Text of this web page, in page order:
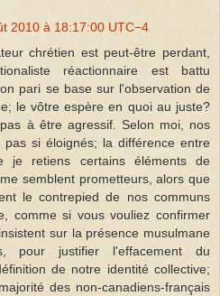
2010 à 18:17:00 UTC−4
chrétien est peut-être perdant,
réactionnaire est battu
pari se base sur l'observation de
le vôtre espère en quoi au juste?
à être agressif. Selon moi, nos
si éloignés; la différence entre
retiens certains éléments de
semblent prometteurs, alors que
le contrepied de nos communs
comme si vous vouliez confirmer
sur la présence musulmane
pour justifier l'effacement du
de notre identité collective;
des non-canadiens-français